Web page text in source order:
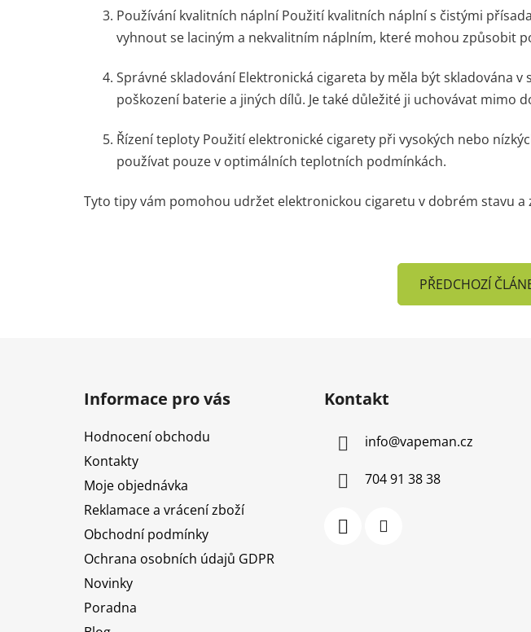
Používání kvalitních náplní Použití kvalitních náplní s čistými
vyhnout se laciným a nekvalitním náplním, které mohou způsobit
Správné skladování Elektronická cigareta by měla být skladována
poškození baterie a jiných dílů. Je také důležité ji uchovávat mimo
Řízení teploty Použití elektronické cigarety při vysokých nebo
používat pouze v optimálních teplotních podmínkách.
Tyto tipy vám pomohou udržet elektronickou cigaretu v dobrém stavu
PŘEDCHOZÍ
Informace pro vás
Hodnocení obchodu
Kontakty
Moje objednávka
Reklamace a vrácení zboží
Obchodní podmínky
Ochrana osobních údajů GDPR
Novinky
Poradna
Kontakt
info@vapeman.cz
704 91 38 38